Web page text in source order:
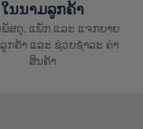
ໃນນາມລູກຄ້າ
ສດຸ, ແພັກ ແລະ ແຈກຍາຍ
ກຄ້າ ແລະ ຊ່ວຍຊຳລະ ຄ່າ
ສິນຄ້າ